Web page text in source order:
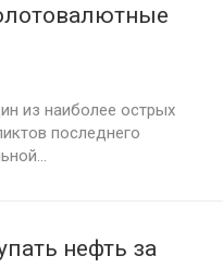
из наиболее острых
последнего
нефть за